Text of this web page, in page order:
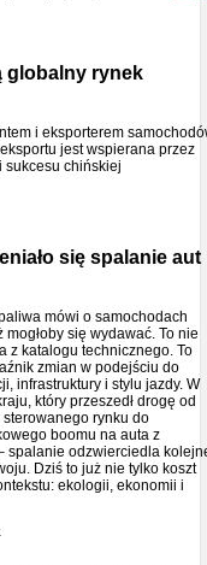
globalny rynek
i eksporterem
jest wspierana przez
sukcesu chińskiej
się spalanie aut
mówi o samochodach
mogłoby się wydawać. To nie
z katalogu technicznego. To
zmian w podejściu do
infrastruktury i stylu jazdy. W
który przeszedł drogę od
rynku do
boomu na auta z
spalanie odzwierciedla
Dziś to już nie tylko koszt
ekologii, ekonomii i